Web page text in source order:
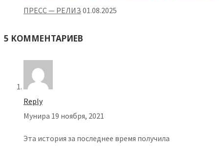
ПРЕСС — РЕЛИЗ 01.08.2025
5 КОММЕНТАРИЕВ
Reply
Мунира 19 ноября, 2021
Эта история за последнее время получила